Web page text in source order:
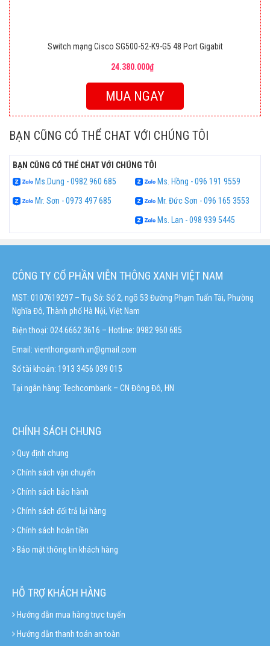
Switch mạng Cisco SG500-52-K9-G5 48 Port Gigabit
24.380.000₫
MUA NGAY
BẠN CŨNG CÓ THỂ CHAT VỚI CHÚNG TÔI
BẠN CŨNG CÓ THỂ CHAT VỚI CHÚNG TÔI
Ms.Dung - 0982 960 685
Ms. Hồng - 096 191 9559
Mr. Sơn - 0973 497 685
Mr. Đức Sơn - 096 165 3553
Ms. Lan - 098 939 5445
CÔNG TY CỔ PHẦN VIỄN THÔNG XANH VIỆT NAM
MST: 0107619297 – Trụ Sở: Số 2, ngõ 53 Đường Phạm Tuấn Tài, Phường
Nghĩa Đô, Thành phố Hà Nội, Việt Nam
Điện thoại: 024.6662 3616 – Hotline: 0982 960 685
Email: vienthongxanh.vn@gmail.com
Số tài khoản: 1913 3456 039 015
Tại ngân hàng: Techcombank – CN Đông Đô, HN
CHÍNH SÁCH CHUNG
Quy định chung
Chính sách vận chuyển
Chính sách bảo hành
Chính sách đổi trả lại hàng
Chính sách hoàn tiền
Bảo mật thông tin khách hàng
HỖ TRỢ KHÁCH HÀNG
Hướng dẫn mua hàng trực tuyến
Hướng dẫn thanh toán an toàn